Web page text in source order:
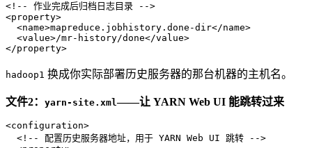
<!-- 作业完成后归档日志目录 -->
<property>
<name>mapreduce.jobhistory.done-dir</name>
<value>/mr-history/done</value>
</property>
hadoop1 换成你实际部署历史服务器的那台机器的主机名。
文件2： yarn-site.xml——让 YARN Web UI 能跳转过来
<configuration>
<!-- 配置历史服务器地址，用于 YARN Web UI 跳转 -->